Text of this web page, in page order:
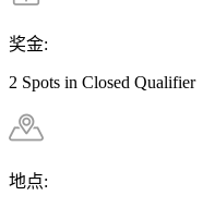
奖金:
2 Spots in Closed Qualifier
地点: